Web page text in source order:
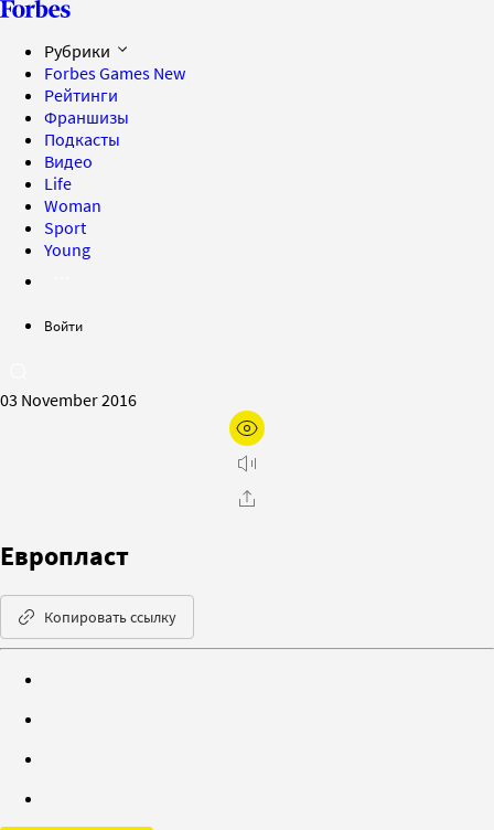
Рубрики
Forbes Games New
Рейтинги
Франшизы
Подкасты
Видео
Life
Woman
Sport
Young
Войти
03 November 2016
Европласт
Копировать ссылку